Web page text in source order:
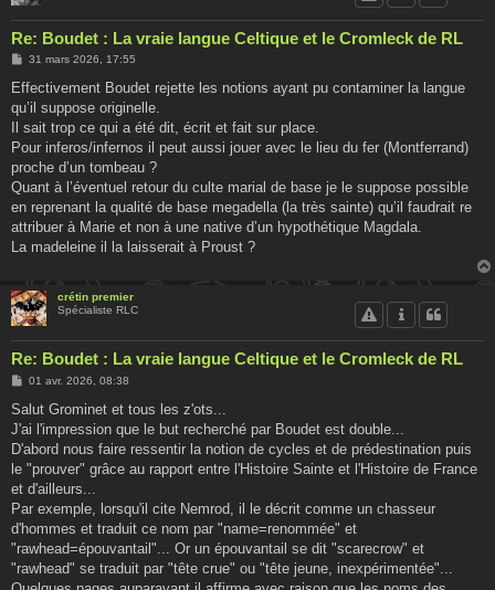
Re: Boudet : La vraie langue Celtique et le Cromleck de RL
M
s
a
g
31 mars 2026, 17:55
Effectivement Boudet rejette les notions ayant pu contaminer la langue
qu’il suppose originelle.
Il sait trop ce qui a été dit, écrit et fait sur place.
Pour inferos/infernos il peut aussi jouer avec le lieu du fer (Montferrand)
proche d’un tombeau ?
Quant à l’éventuel retour du culte marial de base je le suppose possible
en reprenant la qualité de base megadella (la très sainte) qu’il faudrait re
attribuer à Marie et non à une native d’un hypothétique Magdala.
La madeleine il la laisserait à Proust ?
crétin premier
Spécialiste RLC
Re: Boudet : La vraie langue Celtique et le Cromleck de RL
M
s
a
g
01 avr. 2026, 08:38
Salut Grominet et tous les z'ots...
J'ai l'impression que le but recherché par Boudet est double...
D'abord nous faire ressentir la notion de cycles et de prédestination puis
le "prouver" grâce au rapport entre l'Histoire Sainte et l'Histoire de France
et d'ailleurs...
Par exemple, lorsqu'il cite Nemrod, il le décrit comme un chasseur
d'hommes et traduit ce nom par "name=renommée" et
"rawhead=épouvantail"... Or un épouvantail se dit "scarecrow" et
"rawhead" se traduit par "tête crue" ou "tête jeune, inexpérimentée"...